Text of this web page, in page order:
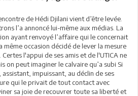
de Hédi Djilani vient d’être levée.
l’a annoncé lui-même aux médias. La
ayant renvoyé l’affaire qui le concernait
même occasion décidé de lever la mesure
l'appui de ses amis et de l'UTICA ne
on peut imaginer le calvaire qu’a subi Si
impuissant, au déclin de ses
qui le privait de tout contact avec
sa joie de recouvrer toute sa liberté et